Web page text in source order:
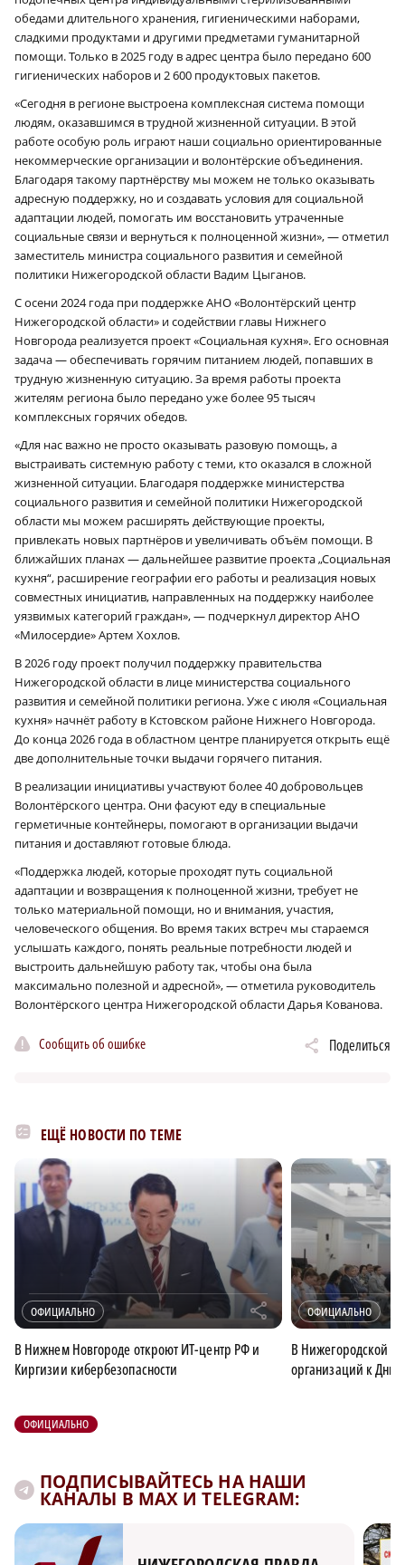
обедами длительного хранения, гигиеническими наборами,
сладкими продуктами и другими предметами гуманитарной
помощи. Только в 2025 году в адрес центра было передано 600
гигиенических наборов и 2 600 продуктовых пакетов.
«Сегодня в регионе выстроена комплексная система помощи
людям, оказавшимся в трудной жизненной ситуации. В этой
работе особую роль играют наши социально ориентированные
некоммерческие организации и волонтёрские объединения.
Благодаря такому партнёрству мы можем не только оказывать
адресную поддержку, но и создавать условия для социальной
адаптации людей, помогать им восстановить утраченные
социальные связи и вернуться к полноценной жизни», — отметил
заместитель министра социального развития и семейной
политики Нижегородской области Вадим Цыганов.
С осени 2024 года при поддержке АНО «Волонтёрский центр
Нижегородской области» и содействии главы Нижнего
Новгорода реализуется проект «Социальная кухня». Его основная
задача — обеспечивать горячим питанием людей, попавших в
трудную жизненную ситуацию. За время работы проекта
жителям региона было передано уже более 95 тысяч
комплексных горячих обедов.
«Для нас важно не просто оказывать разовую помощь, а
выстраивать системную работу с теми, кто оказался в сложной
жизненной ситуации. Благодаря поддержке министерства
социального развития и семейной политики Нижегородской
области мы можем расширять действующие проекты,
привлекать новых партнёров и увеличивать объём помощи. В
ближайших планах — дальнейшее развитие проекта „Социальная
кухня“, расширение географии его работы и реализация новых
совместных инициатив, направленных на поддержку наиболее
уязвимых категорий граждан», — подчеркнул директор АНО
«Милосердие» Артем Хохлов.
В 2026 году проект получил поддержку правительства
Нижегородской области в лице министерства социального
развития и семейной политики региона. Уже с июля «Социальная
кухня» начнёт работу в Кстовском районе Нижнего Новгорода.
До конца 2026 года в областном центре планируется открыть ещё
две дополнительные точки выдачи горячего питания.
В реализации инициативы участвуют более 40 добровольцев
Волонтёрского центра. Они фасуют еду в специальные
герметичные контейнеры, помогают в организации выдачи
питания и доставляют готовые блюда.
«Поддержка людей, которые проходят путь социальной
адаптации и возвращения к полноценной жизни, требует не
только материальной помощи, но и внимания, участия,
человеческого общения. Во время таких встреч мы стараемся
услышать каждого, понять реальные потребности людей и
выстроить дальнейшую работу так, чтобы она была
максимально полезной и адресной», — отметила руководитель
Волонтёрского центра Нижегородской области Дарья Кованова.
Сообщить об ошибке Поделиться
ЕЩЁ НОВОСТИ ПО ТЕМЕ
ОФИЦИАЛЬНО r
В Нижнем Новгороде откроют ИТ-центр РФ и
Киргизии кибербезопасности
ОФИЦИАЛЬНО
В Нижегородской
организаций к Дню
ОФИЦИАЛЬНО
ПОДПИСЫВАЙТЕСЬ НА НАШИ
КАНАЛЫ В MAX И TELEGRAM: